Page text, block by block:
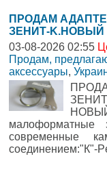
ПРОДАМ
ЗЕНИТ-K.НОВЫЙ
03-08-2026 02:55
Продам,
аксессуары,
НОВЫЙ
современные
соединением:"К"-